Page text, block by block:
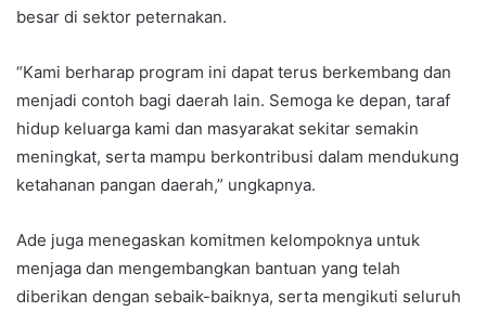
besar di sektor peternakan.
“Kami berharap program ini dapat terus berkembang dan
menjadi contoh bagi daerah lain. Semoga ke depan, taraf
hidup keluarga kami dan masyarakat sekitar semakin
meningkat, serta mampu berkontribusi dalam mendukung
ketahanan pangan daerah,” ungkapnya.
Ade juga menegaskan komitmen kelompoknya untuk
menjaga dan mengembangkan bantuan yang telah
diberikan dengan sebaik-baiknya, serta mengikuti seluruh